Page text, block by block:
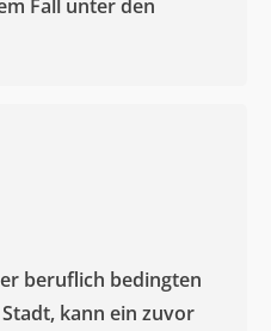
Fall unter den
beruflich bedingten
kann ein zuvor